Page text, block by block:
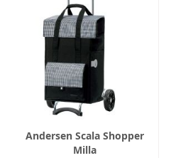
Andersen Scala Shopper
Milla